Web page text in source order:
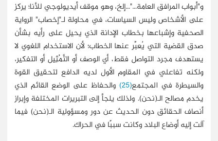
و"أبواب المرافق العامة..."...إلخ، وهو موقف أيديولوجي للأنا؛ يركز
على الأشخاص وليس السياسات، في محاولة لـ"إخصاب" الرواية
الصحفية وإشباعها بخطاب الإدانة الذي يحيل على رأيه بشأن
صدق القضية التي يُعبِّر عنها الخطاب؛ لأن الاستخدام اللغوي لا
يستهدف مجرد التواصل فقط، أي الوصف أو التَّمْثِيل أو التفكير،
ولكنه تفاعلي في المقاوم الأول لديه الدافع لتحقيق القوة
والسيطرة في المجتمع(25)
والحفاظ على الوضع القائم الذي
يخدم مصالح الـ(نحن). ولذلك يلجأ إلى التبريرات المختلفة وإبراز
أنصاف الحقائق دون الحديث عن دور ومسؤولية الـ(نحن) فيما
آلت إليه أوضاع البلاد وكانت سببًا في الحراك.